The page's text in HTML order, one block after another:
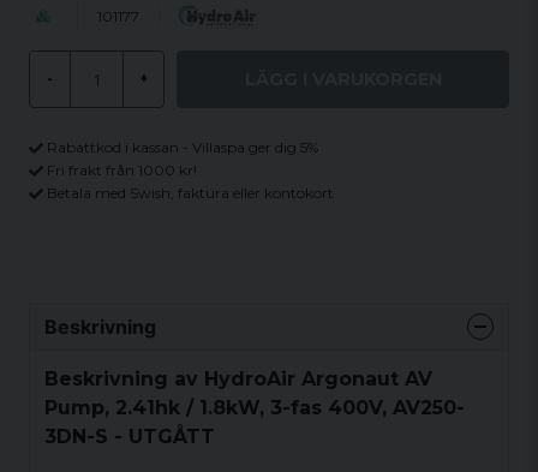
101177
- +
Rabattkod i kassan - Villaspa ger dig 5%
Fri frakt från 1000 kr!
Betala med Swish, faktura eller kontokort
Beskrivning
Beskrivning av HydroAir Argonaut AV
Pump, 2.41hk / 1.8kW, 3-fas 400V, AV250-
3DN-S - UTGÅTT